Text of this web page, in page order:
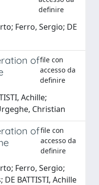
definire
Ferro, Sergio; DE
offile con
accesso da
definire
Achille;
Christian
offile con
accesso da
definire
Ferro, Sergio;
DE BATTISTI, Achille